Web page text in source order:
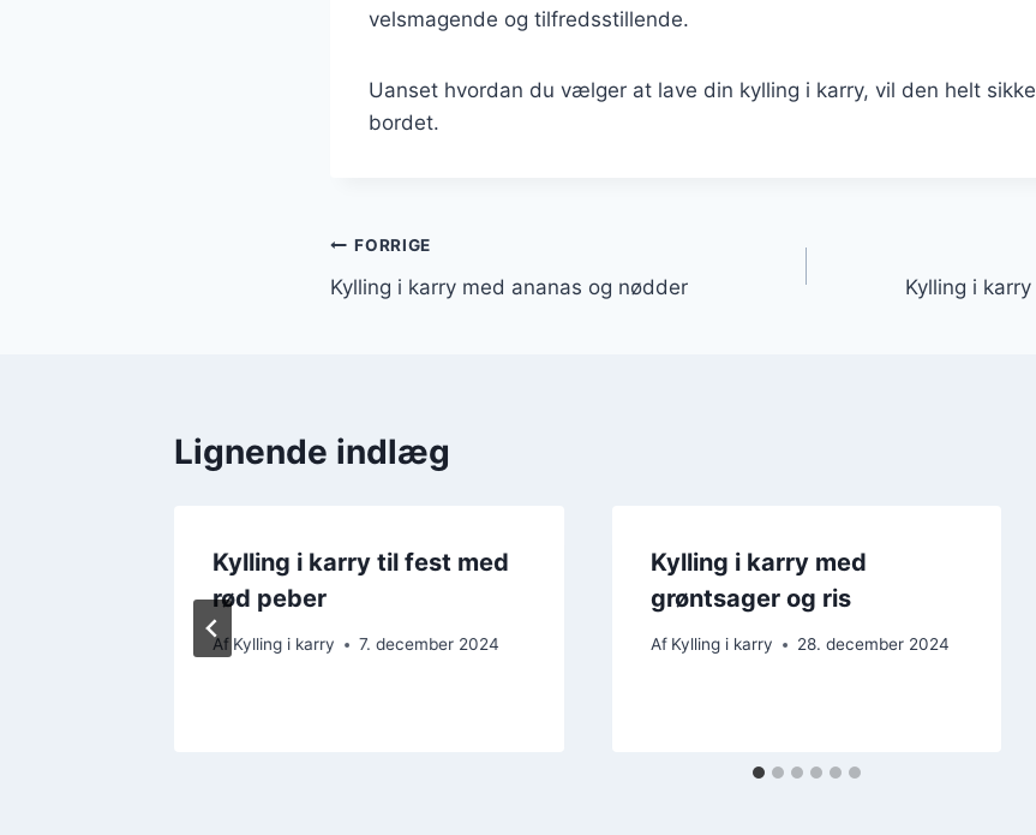
velsmagende og tilfredsstillende.
Uanset hvordan du vælger at lave din kylling i karry, vil den helt
bordet.
Indlægsnavigation
FORRIGE
Kylling i karry med ananas og nødder Kylling i
Lignende indlæg
Kylling i karry til fest med
rød peber
Af Kylling i karry 7. december 2024
Kylling i karry med
grøntsager og ris
Af Kylling i karry 28. december 2024